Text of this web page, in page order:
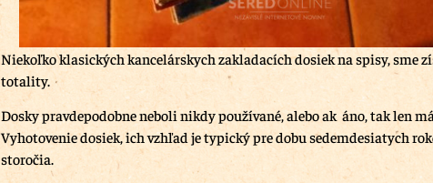
Niekoľko klasických kancelárskych zakladacích dosiek na spisy, sme
totality.
Dosky pravdepodobne neboli nikdy používané, alebo ak áno, tak len
Vyhotovenie dosiek, ich vzhľad je typický pre dobu sedemdesiatych
storočia.